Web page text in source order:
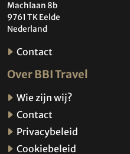
Machlaan 8b
9761 TK Eelde
Nederland
Contact
Over BBI Travel
Wie zijn wij?
Contact
Privacybeleid
Cookiebeleid